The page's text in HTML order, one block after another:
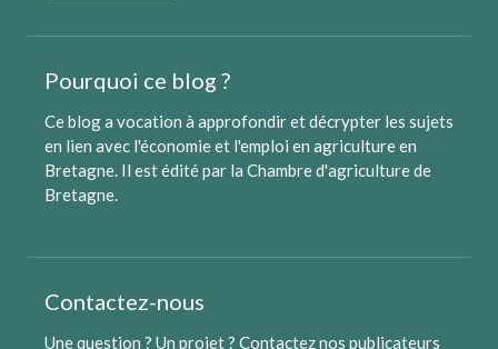
Pourquoi ce blog ?
Ce blog a vocation à approfondir et décrypter les sujets
en lien avec l'économie et l'emploi en agriculture en
Bretagne. Il est édité par la Chambre d'agriculture de
Bretagne.
Contactez-nous
Une question ? Un projet ? Contactez nos publicateurs